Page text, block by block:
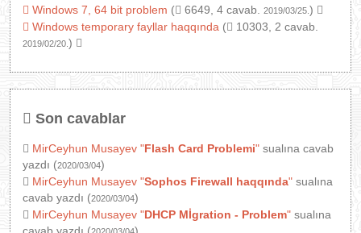
Windows 7, 64 bit problem ( 6649, 4 cavab. 2019/03/25. )
Windows temporary fayllar haqqında ( 10303, 2 cavab.
2019/02/20. )
Son cavablar
MirCeyhun Musayev "Flash Card Problemi" sualına cavab
yazdı (2020/03/04)
MirCeyhun Musayev "Sophos Firewall haqqında" sualına
cavab yazdı (2020/03/04)
MirCeyhun Musayev "DHCP Mİgration - Problem" sualına